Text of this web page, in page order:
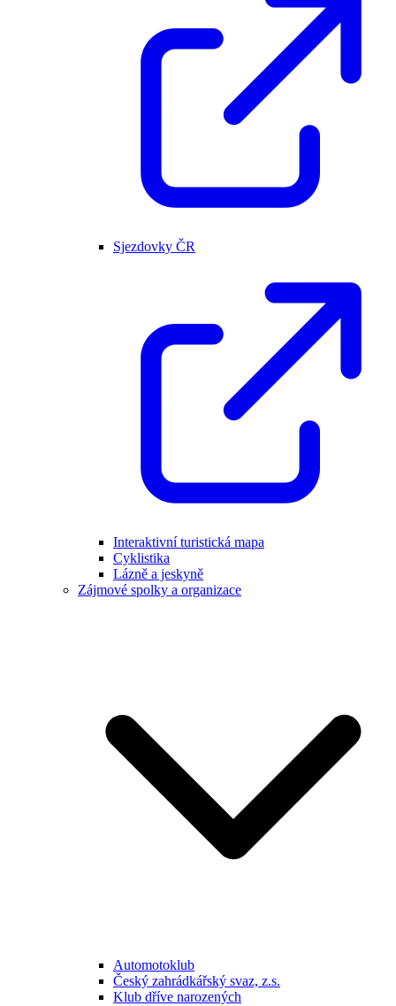
Sjezdovky ČR
Interaktivní turistická mapa
Cyklistika
Lázně a jeskyně
Zájmové spolky a organizace
Automotoklub
Český zahrádkářský svaz, z.s.
Klub dříve narozených